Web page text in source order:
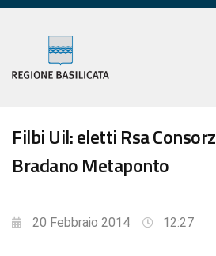
Filbi Uil: eletti Rsa
Bradano Metaponto
20 Febbraio 2014 12:27